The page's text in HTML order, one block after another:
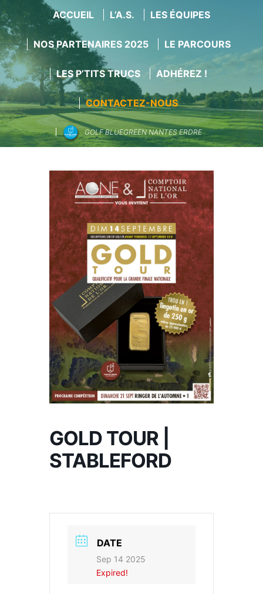
ACCUEIL L’A.S. LES ÉQUIPES
NOS PARTENAIRES 2025 LE PARCOURS
LES P’TITS TRUCS ADHÉREZ !
CONTACTEZ-NOUS
GOLF BLUEGREEN NANTES ERDRE
GOLD TOUR |
STABLEFORD
DATE
Sep 14 2025
Expired!